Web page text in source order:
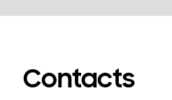
Contacts